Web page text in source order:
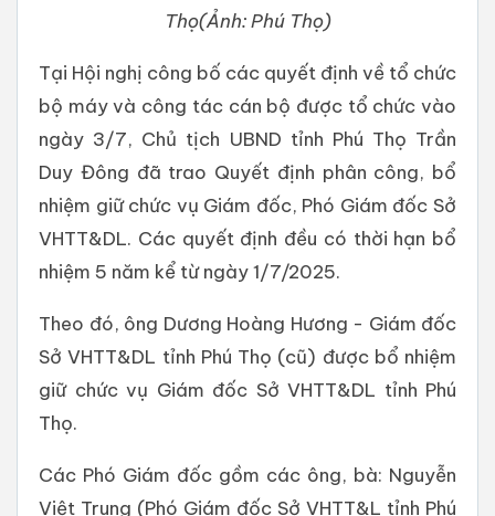
Thọ(Ảnh: Phú Thọ)
Tại Hội nghị công bố các quyết định về tổ chức
bộ máy và công tác cán bộ được tổ chức vào
ngày 3/7, Chủ tịch UBND tỉnh Phú Thọ Trần
Duy Đông đã trao Quyết định phân công, bổ
nhiệm giữ chức vụ Giám đốc, Phó Giám đốc Sở
VHTT&DL. Các quyết định đều có thời hạn bổ
nhiệm 5 năm kể từ ngày 1/7/2025.
Theo đó, ông Dương Hoàng Hương - Giám đốc
Sở VHTT&DL tỉnh Phú Thọ (cũ) được bổ nhiệm
giữ chức vụ Giám đốc Sở VHTT&DL tỉnh Phú
Thọ.
Các Phó Giám đốc gồm các ông, bà: Nguyễn
Việt Trung (Phó Giám đốc Sở VHTT&L tỉnh Phú